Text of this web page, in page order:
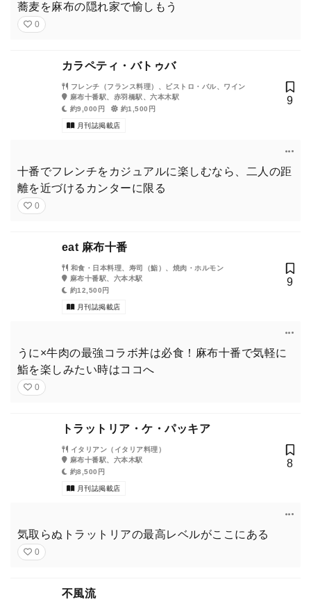
蕎麦を麻布の隠れ家で愉しもう
0
カラペティ・バトゥバ
フレンチ（フランス料理）、ビストロ・バル、ワイン
麻布十番駅、赤羽橋駅、六本木駅
約9,000円
約1,500円
月刊誌掲載店
9
十番でフレンチをカジュアルに楽しむなら、二人の距
離を近づけるカンターに限る
0
eat 麻布十番
和食・日本料理、寿司（鮨）、焼肉・ホルモン
麻布十番駅、六本木駅
約12,500円
月刊誌掲載店
9
うに×牛肉の最強コラボ丼は必食！麻布十番で気軽に
鮨を楽しみたい時はココへ
0
トラットリア・ケ・パッキア
イタリアン（イタリア料理）
麻布十番駅、六本木駅
約8,500円
月刊誌掲載店
8
気取らぬトラットリアの最高レベルがここにある
0
不風流